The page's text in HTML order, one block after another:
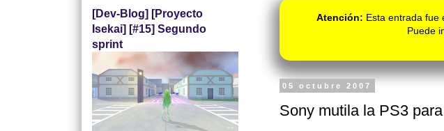
Atención: Esta entrada fue
Puede
05 octubre 2007
Sony mutila la PS3
[Dev-Blog] [Proyecto
Isekai] [#15] Segundo
sprint